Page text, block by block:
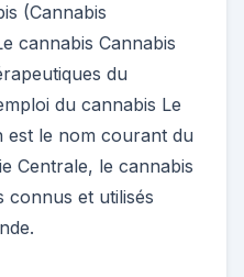
(Cannabis
cannabis Cannabis
du
du cannabis Le
est le nom courant du
Centrale, le cannabis
connus et utilisés